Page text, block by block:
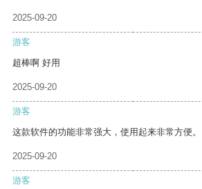
2025-09-20
游客
超棒啊 好用
2025-09-20
游客
这款软件的功能非常强大，使用起来非常方便。
2025-09-20
游客